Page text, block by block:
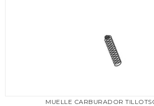
MUELLE CARBURADOR